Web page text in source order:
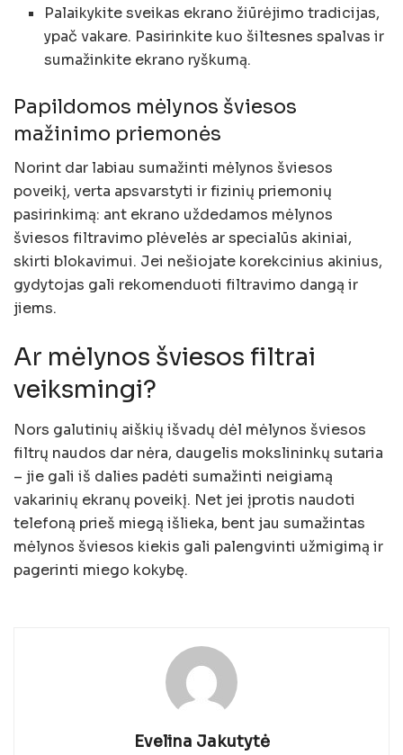
Palaikykite sveikas ekrano žiūrėjimo tradicijas,
ypač vakare. Pasirinkite kuo šiltesnes spalvas ir
sumažinkite ekrano ryškumą.
Papildomos mėlynos šviesos
mažinimo priemonės
Norint dar labiau sumažinti mėlynos šviesos
poveikį, verta apsvarstyti ir fizinių priemonių
pasirinkimą: ant ekrano uždedamos mėlynos
šviesos filtravimo plėvelės ar specialūs akiniai,
skirti blokavimui. Jei nešiojate korekcinius akinius,
gydytojas gali rekomenduoti filtravimo dangą ir
jiems.
Ar mėlynos šviesos filtrai
veiksmingi?
Nors galutinių aiškių išvadų dėl mėlynos šviesos
filtrų naudos dar nėra, daugelis mokslininkų sutaria
– jie gali iš dalies padėti sumažinti neigiamą
vakarinių ekranų poveikį. Net jei įprotis naudoti
telefoną prieš miegą išlieka, bent jau sumažintas
mėlynos šviesos kiekis gali palengvinti užmigimą ir
pagerinti miego kokybę.
Evelina Jakutytė